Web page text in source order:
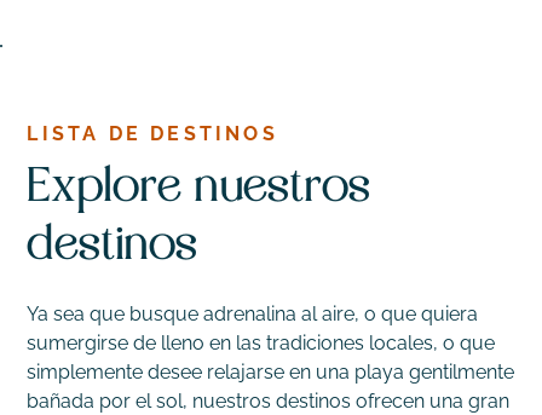
LISTA DE DESTINOS
Explore nuestros
destinos
Ya sea que busque adrenalina al aire, o que quiera
sumergirse de lleno en las tradiciones locales, o que
simplemente desee relajarse en una playa gentilmente
bañada por el sol, nuestros destinos ofrecen una gran